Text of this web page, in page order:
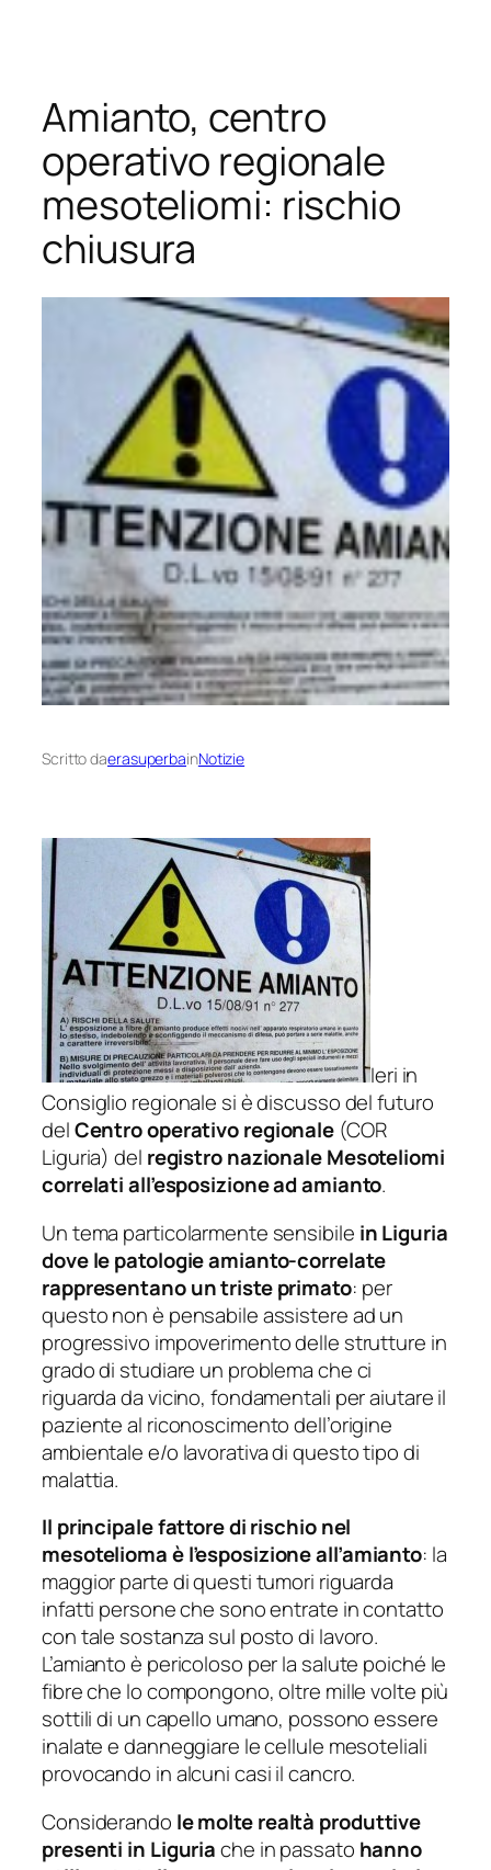
contenuto
Amianto, centro
operativo regionale
mesoteliomi: rischio
chiusura
Scritto daerasuperbainNotizie
Ieri in
Consiglio regionale si è discusso del futuro
delCentro operativo regionale (COR
Liguria) del registro nazionale Mesoteliomi
correlati all’esposizione ad amianto.
Un tema particolarmente sensibile in Liguria
dove le patologie amianto-correlate
rappresentano un triste primato: per
questo non è pensabile assistere ad un
progressivo impoverimento delle strutture in
grado di studiare un problema che ci
riguarda da vicino, fondamentali per aiutare il
paziente al riconoscimento dell’origine
ambientale e/o lavorativa di questo tipo di
malattia.
Il principale fattore di rischio nel
mesotelioma è l’esposizione all’amianto: la
maggior parte di questi tumori riguarda
infatti persone che sono entrate in contatto
con tale sostanza sul posto di lavoro.
L’amianto è pericoloso per la salute poiché le
fibre che lo compongono, oltre mille volte più
sottili di un capello umano, possono essere
inalate e danneggiare le cellule mesoteliali
provocando in alcuni casi il cancro.
Considerando le molte realtà produttive
presenti in Liguriache in passato hanno